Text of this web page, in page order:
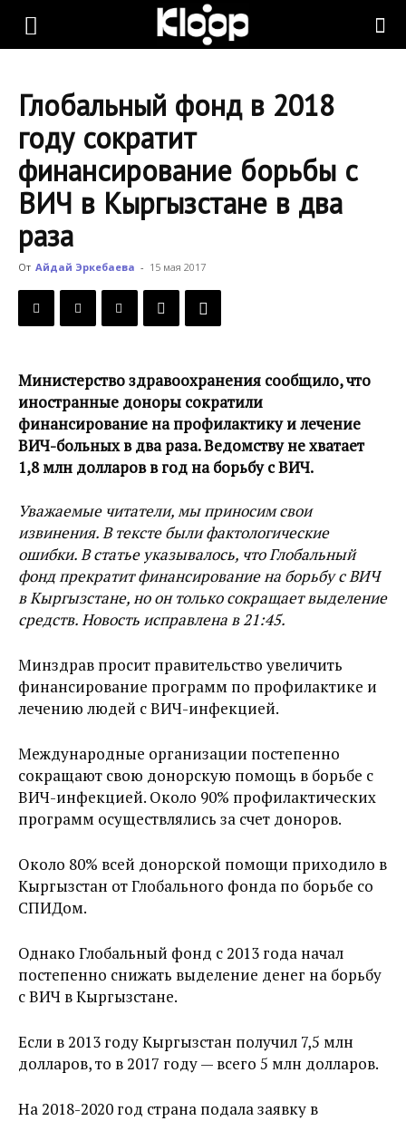
KLOOP.KG
Новости
Кыргызстана
Глобальный фонд в 2018
году сократит
финансирование борьбы с
ВИЧ в Кыргызстане в два
раза
От Айдай Эркебаева - 15 мая 2017
Министерство здравоохранения сообщило, что
иностранные доноры сократили
финансирование на профилактику и лечение
ВИЧ-больных в два раза. Ведомству не хватает
1,8 млн долларов в год на борьбу с ВИЧ.
Уважаемые читатели, мы приносим свои
извинения. В тексте были фактологические
ошибки. В статье указывалось, что Глобальный
фонд прекратит финансирование на борьбу с ВИЧ
в Кыргызстане, но он только сокращает выделение
средств. Новость исправлена в 21:45.
Минздрав просит правительство увеличить
финансирование программ по профилактике и
лечению людей с ВИЧ-инфекцией.
Международные организации постепенно
сокращают свою донорскую помощь в борьбе с
ВИЧ-инфекцией. Около 90% профилактических
программ осуществлялись за счет доноров.
Около 80% всей донорской помощи приходило в
Кыргызстан от Глобального фонда по борьбе со
СПИДом.
Однако Глобальный фонд с 2013 года начал
постепенно снижать выделение денег на борьбу
с ВИЧ в Кыргызстане.
Если в 2013 году Кыргызстан получил 7,5 млн
долларов, то в 2017 году — всего 5 млн долларов.
На 2018-2020 год страна подала заявку в